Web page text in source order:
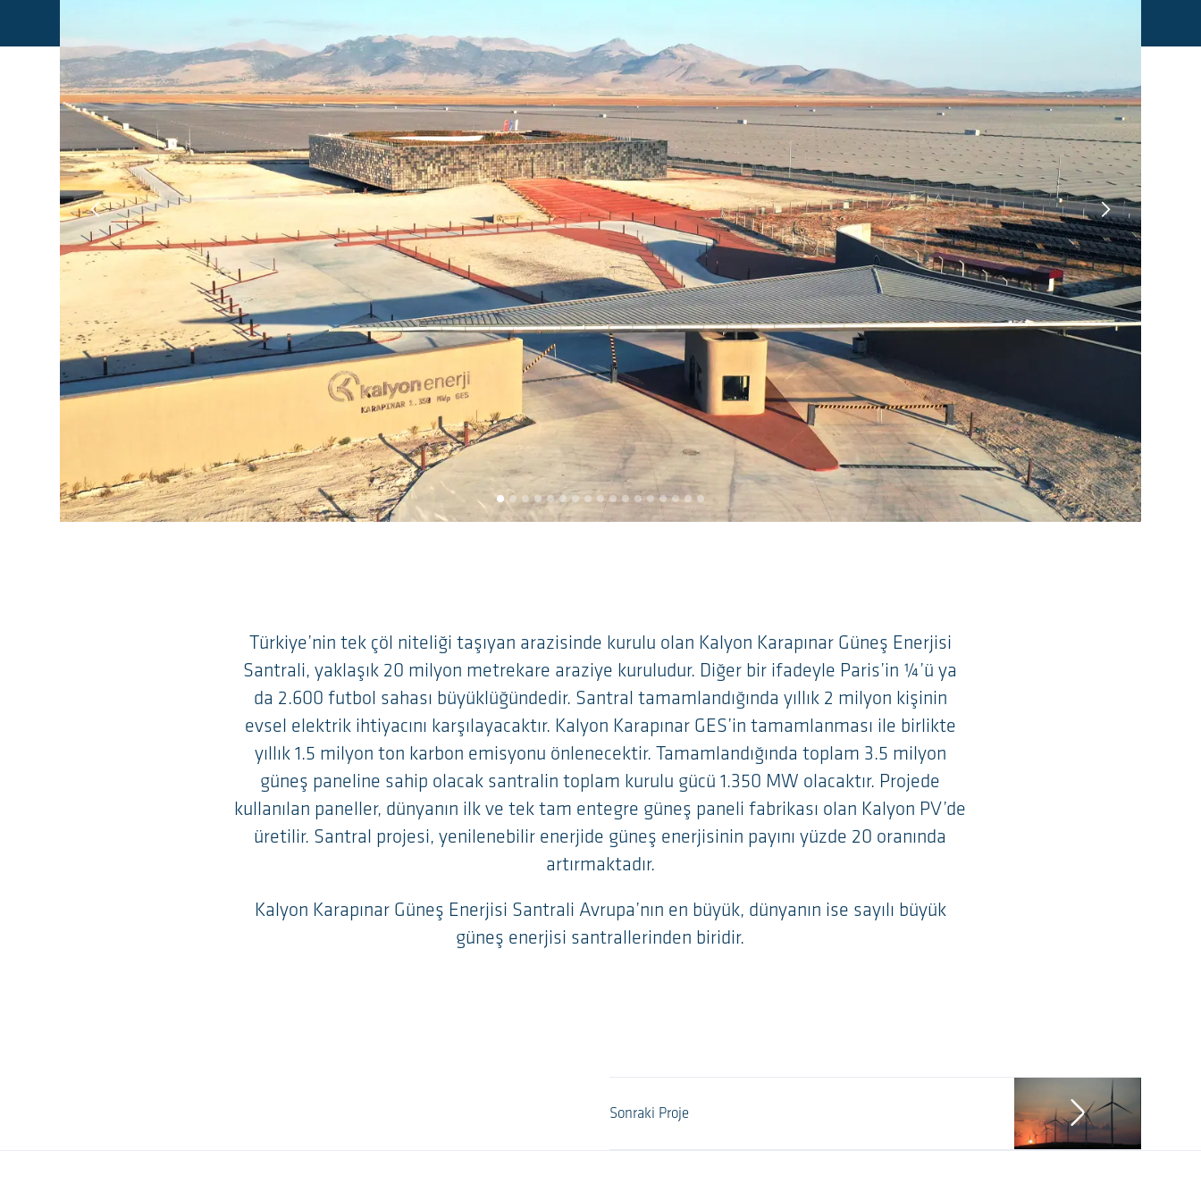
Türkiye’nin tek çöl niteliği taşıyan arazisinde kurulu olan Kalyon Karapınar Güneş Enerjisi
Santrali, yaklaşık 20 milyon metrekare araziye kuruludur. Diğer bir ifadeyle Paris’in ¼’ü ya
da 2.600 futbol sahası büyüklüğündedir. Santral tamamlandığında yıllık 2 milyon kişinin
evsel elektrik ihtiyacını karşılayacaktır. Kalyon Karapınar GES’in tamamlanması ile birlikte
yıllık 1.5 milyon ton karbon emisyonu önlenecektir. Tamamlandığında toplam 3.5 milyon
güneş paneline sahip olacak santralin toplam kurulu gücü 1.350 MW olacaktır. Projede
kullanılan paneller, dünyanın ilk ve tek tam entegre güneş paneli fabrikası olan Kalyon PV’de
üretilir. Santral projesi, yenilenebilir enerjide güneş enerjisinin payını yüzde 20 oranında
artırmaktadır.
Kalyon Karapınar Güneş Enerjisi Santrali Avrupa’nın en büyük, dünyanın ise sayılı büyük
güneş enerjisi santrallerinden biridir.
Sonraki Proje